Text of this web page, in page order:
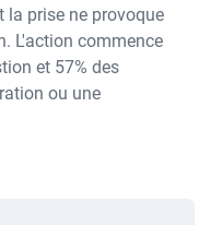
la prise ne provoque
L'action commence
et 57% des
ou une